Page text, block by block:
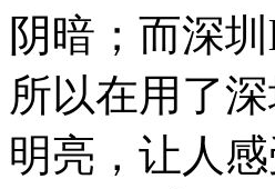
阴暗；而深
所以在用了
明亮，让人